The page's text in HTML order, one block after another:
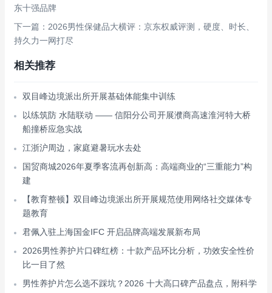
东十强品牌
下一篇：2026男性保健品大横评：京东权威评测，硬度、时长、
持久力一网打尽
相关推荐
双目峰边境派出所开展基础体能集中训练
以练筑防 水陆联动 —— 信阳分公司开展濮商高速淮河特大桥
船撞桥应急实战
江浙沪周边，家庭避暑玩水去处
国贸商城2026年夏季客流再创新高：高端商业的“三重能力”构
建
【教育整顿】双目峰边境派出所开展规范使用网络社交媒体专
题教育
君佩入驻上海国金IFC 开启品牌高端发展新布局
2026男性养护片口碑红榜：十款产品环比分析，功效安全性价
比一目了然
男性养护片怎么选不踩坑？2026 十大高口碑产品盘点，附科学